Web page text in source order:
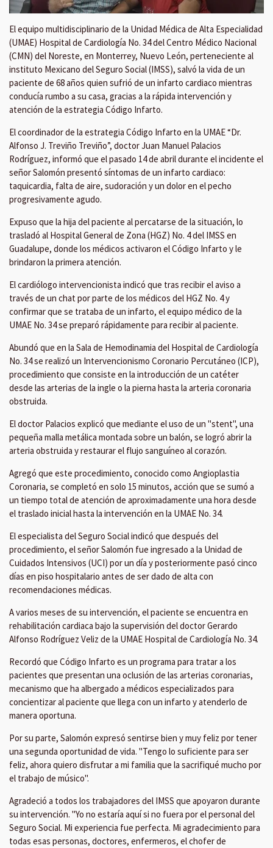
El equipo multidisciplinario de la Unidad Médica de Alta Especialidad
(UMAE) Hospital de Cardiología No. 34 del Centro Médico Nacional
(CMN) del Noreste, en Monterrey, Nuevo León, perteneciente al
instituto Mexicano del Seguro Social (IMSS), salvó la vida de un
paciente de 68 años quien sufrió de un infarto cardiaco mientras
conducía rumbo a su casa, gracias a la rápida intervención y
atención de la estrategia Código Infarto.
El coordinador de la estrategia Código Infarto en la UMAE “Dr.
Alfonso J. Treviño Treviño”, doctor Juan Manuel Palacios
Rodríguez, informó que el pasado 14 de abril durante el incidente el
señor Salomón presentó síntomas de un infarto cardiaco:
taquicardia, falta de aire, sudoración y un dolor en el pecho
progresivamente agudo.
Expuso que la hija del paciente al percatarse de la situación, lo
trasladó al Hospital General de Zona (HGZ) No. 4 del IMSS en
Guadalupe, donde los médicos activaron el Código Infarto y le
brindaron la primera atención.
El cardiólogo intervencionista indicó que tras recibir el aviso a
través de un chat por parte de los médicos del HGZ No. 4 y
confirmar que se trataba de un infarto, el equipo médico de la
UMAE No. 34 se preparó rápidamente para recibir al paciente.
Abundó que en la Sala de Hemodinamia del Hospital de Cardiología
No. 34 se realizó un Intervencionismo Coronario Percutáneo (ICP),
procedimiento que consiste en la introducción de un catéter
desde las arterias de la ingle o la pierna hasta la arteria coronaria
obstruida.
El doctor Palacios explicó que mediante el uso de un "stent", una
pequeña malla metálica montada sobre un balón, se logró abrir la
arteria obstruida y restaurar el flujo sanguíneo al corazón.
Agregó que este procedimiento, conocido como Angioplastia
Coronaria, se completó en solo 15 minutos, acción que se sumó a
un tiempo total de atención de aproximadamente una hora desde
el traslado inicial hasta la intervención en la UMAE No. 34.
El especialista del Seguro Social indicó que después del
procedimiento, el señor Salomón fue ingresado a la Unidad de
Cuidados Intensivos (UCI) por un día y posteriormente pasó cinco
días en piso hospitalario antes de ser dado de alta con
recomendaciones médicas.
A varios meses de su intervención, el paciente se encuentra en
rehabilitación cardiaca bajo la supervisión del doctor Gerardo
Alfonso Rodríguez Veliz de la UMAE Hospital de Cardiología No. 34.
Recordó que Código Infarto es un programa para tratar a los
pacientes que presentan una oclusión de las arterias coronarias,
mecanismo que ha albergado a médicos especializados para
concientizar al paciente que llega con un infarto y atenderlo de
manera oportuna.
Por su parte, Salomón expresó sentirse bien y muy feliz por tener
una segunda oportunidad de vida. "Tengo lo suficiente para ser
feliz, ahora quiero disfrutar a mi familia que la sacrifiqué mucho por
el trabajo de músico".
Agradeció a todos los trabajadores del IMSS que apoyaron durante
su intervención. "Yo no estaría aquí si no fuera por el personal del
Seguro Social. Mi experiencia fue perfecta. Mi agradecimiento para
todas esas personas, doctores, enfermeros, el chofer de